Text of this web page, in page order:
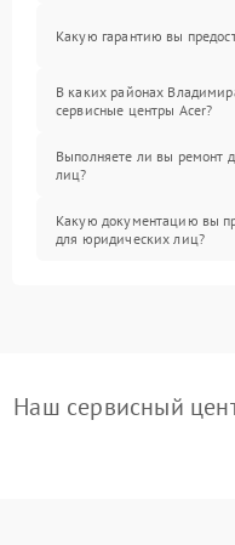
Какую гарантию вы
В каких районах
сервисные центры Acer?
Выполняете ли вы ремонт
лиц?
Какую документацию вы
для юридических лиц?
Наш сервисный